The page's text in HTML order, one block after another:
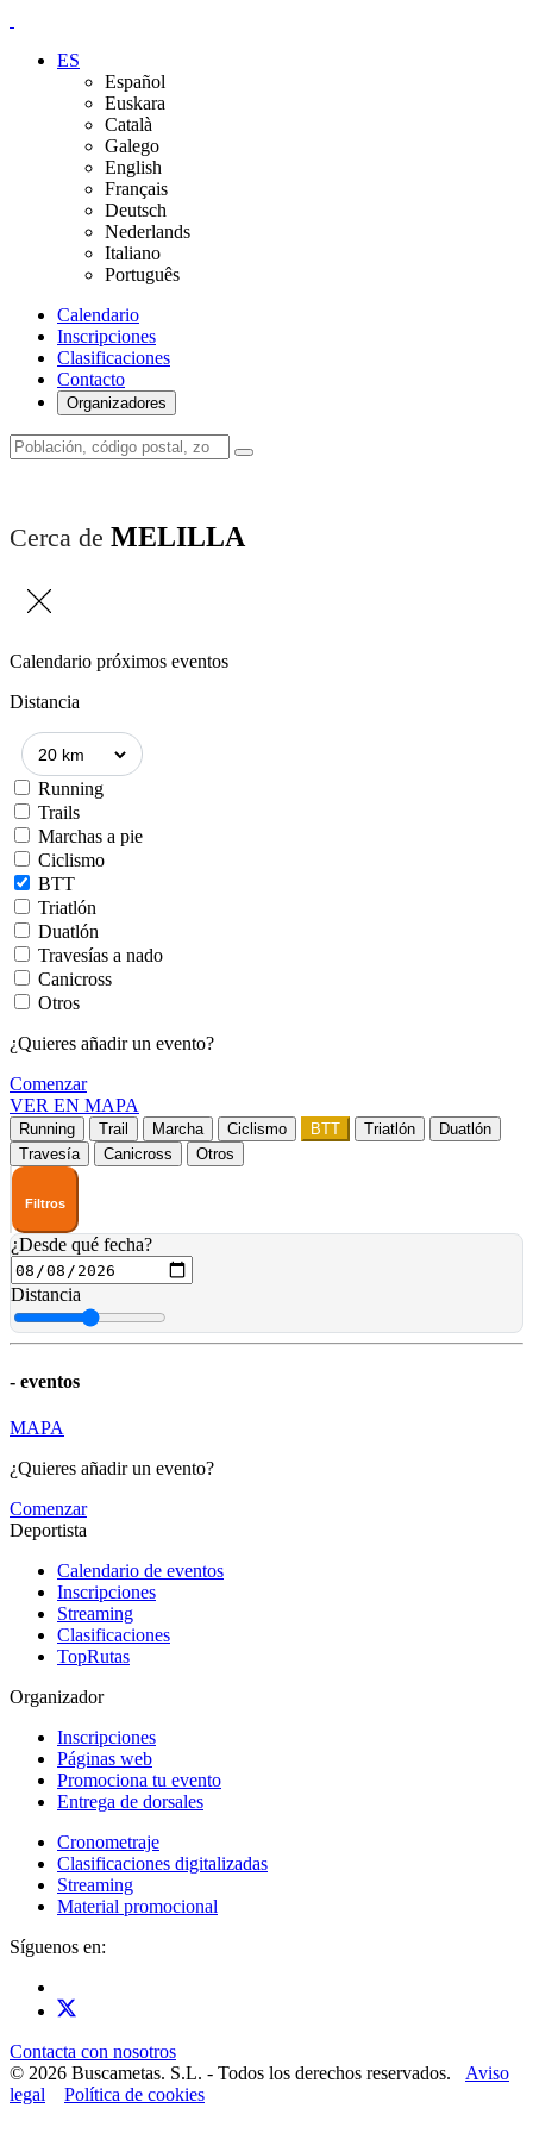
ES
Español
Euskara
Català
Galego
English
Français
Deutsch
Nederlands
Italiano
Português
Calendario
Inscripciones
Clasificaciones
Contacto
Organizadores
Cerca de MELILLA
Calendario próximos eventos
Distancia
Running
Trails
Marchas a pie
Ciclismo
BTT
Triatlón
Duatlón
Travesías a nado
Canicross
Otros
¿Quieres añadir un evento?
Comenzar
VER EN MAPA
Running Trail Marcha Ciclismo BTT Triatlón
Duatlón
Travesía
Canicross Otros
Filtros
¿Desde qué fecha?
Distancia
- eventos
MAPA
¿Quieres añadir un evento?
Comenzar
Deportista
Calendario de eventos
Inscripciones
Streaming
Clasificaciones
TopRutas
Organizador
Inscripciones
Páginas web
Promociona tu evento
Entrega de dorsales
Cronometraje
Clasificaciones digitalizadas
Streaming
Material promocional
Síguenos en:
Contacta con nosotros
© 2026 Buscametas. S.L. - Todos los derechos reservados. Aviso
legal
Política de cookies